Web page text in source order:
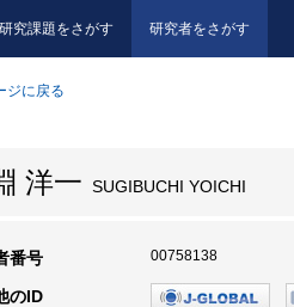
研究課題をさがす 研究者をさがす
ジに戻る
洋一 SUGIBUCHI YOICHI
番号 00758138
のID